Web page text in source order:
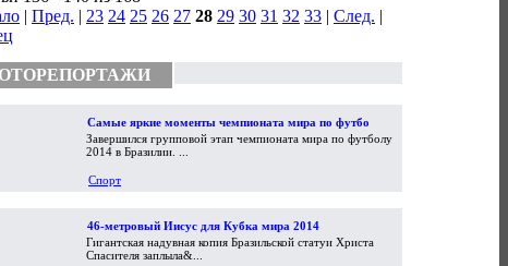
| Пред. | 23 24 25 26 27 28 29 30 31 32 33 | След. |
Самые яркие моменты чемпионата мира по футболу
2014
Завершился групповой этап чемпионата мира по футболу
2014 в Бразилии. ...
Спорт
46-метровый Иисус для Кубка мира 2014
Гигантская надувная копия Бразильской статуи Христа
Спасителя заплыла&...